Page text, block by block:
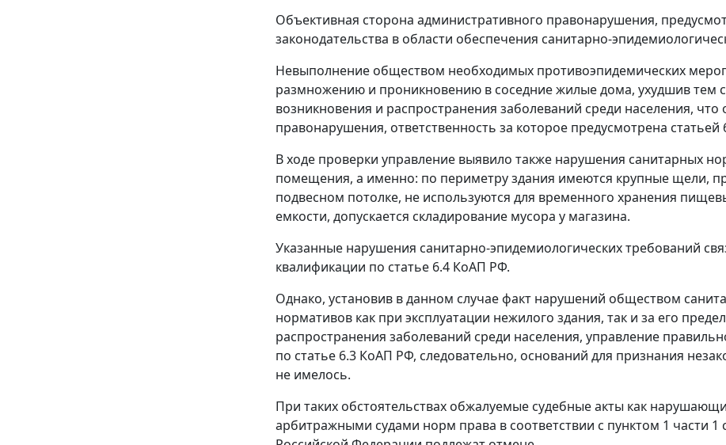
Объективная сторона административного правонарушения,
законодательства в области обеспечения санитарно-
Невыполнение обществом необходимых противоэпидемических
размножению и проникновению в соседние жилые дома, ухудшив тем
возникновения и распространения заболеваний среди населения, что
правонарушения, ответственность за которое предусмотрена
В ходе проверки управление выявило также нарушения санитарных
помещения, а именно: по периметру здания имеются крупные щели,
подвесном потолке, не используются для временного хранения
емкости, допускается складирование мусора у магазина.
Указанные нарушения санитарно-эпидемиологических требований
квалификации по статье 6.4 КоАП РФ.
Однако, установив в данном случае факт нарушений обществом
нормативов как при эксплуатации нежилого здания, так и за его
распространения заболеваний среди населения, управление
по статье 6.3 КоАП РФ, следовательно, оснований для признания
не имелось.
При таких обстоятельствах обжалуемые судебные акты как
арбитражными судами норм права в соответствии с пунктом 1 части 1